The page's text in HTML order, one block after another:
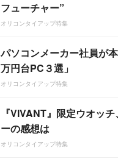
フューチャー”
オリコンタイアップ特集
パソコンメーカー社員が
万円台PC３選」
オリコンタイアップ特集
『VIVANT』限定ウオッ
ーの感想は
オリコンタイアップ特集